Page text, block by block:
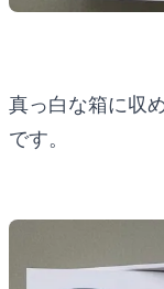
真っ白な箱に収
です。